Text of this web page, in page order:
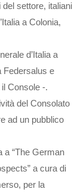
settore, italiani
a Colonia,
d’Italia a
Federsalus e
Console -.
del Consolato
ad un pubblico
a “The German
a cura di
per la